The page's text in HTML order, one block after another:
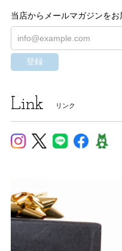
当店からメールマガジンをお
登録
Link リンク